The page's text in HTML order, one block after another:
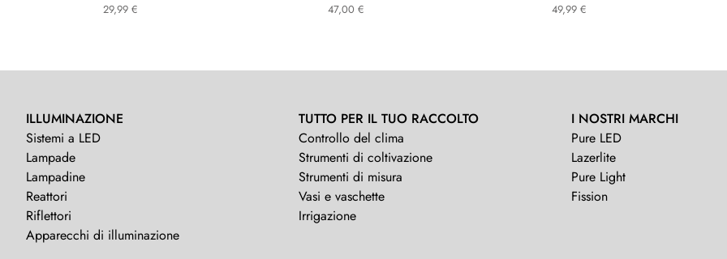
29,99 € 47,00 € 49,99 €
ILLUMINAZIONE
Sistemi a LED
Lampade
Lampadine
Reattori
Riflettori
Apparecchi di illuminazione
TUTTO PER IL TUO RACCOLTO
Controllo del clima
Strumenti di coltivazione
Strumenti di misura
Vasi e vaschette
Irrigazione
I NOSTRI MARCHI
Pure LED
Lazerlite
Pure Light
Fission